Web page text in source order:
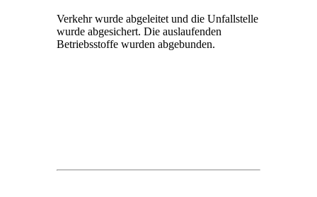
Verkehr wurde abgeleitet und die Unfallstelle
wurde abgesichert. Die auslaufenden
Betriebsstoffe wurden abgebunden.